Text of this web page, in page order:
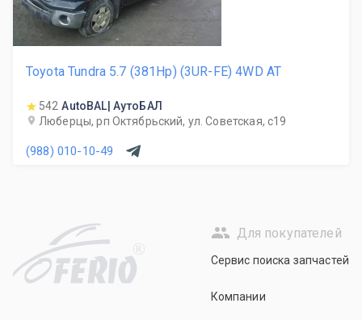
Toyota Tundra 5.7 (381Hp) (3UR-FE) 4WD AT
542 AutoBAL| АутоБАЛ
Люберцы, рп Октябрьский, ул. Советская, с19
(988) 010-10-49
R
Для покупателей
Сервис поиска запчастей
Компании